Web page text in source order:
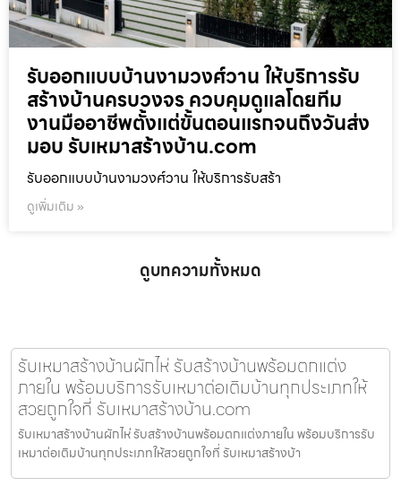
รับออกแบบบ้านงามวงศ์วาน ให้บริการรับ
สร้างบ้านครบวงจร ควบคุมดูแลโดยทีม
งานมืออาชีพตั้งแต่ขั้นตอนแรกจนถึงวันส่ง
มอบ รับเหมาสร้างบ้าน.com
รับออกแบบบ้านงามวงศ์วาน ให้บริการรับสร้า
ดูเพิ่มเติม »
ดูบทความทั้งหมด
รับเหมาสร้างบ้านผักไห่ รับสร้างบ้านพร้อมตกแต่ง
ภายใน พร้อมบริการรับเหมาต่อเติมบ้านทุกประเภทให้
สวยถูกใจที่ รับเหมาสร้างบ้าน.com
รับเหมาสร้างบ้านผักไห่ รับสร้างบ้านพร้อมตกแต่งภายใน พร้อมบริการรับ
เหมาต่อเติมบ้านทุกประเภทให้สวยถูกใจที่ รับเหมาสร้างบ้า